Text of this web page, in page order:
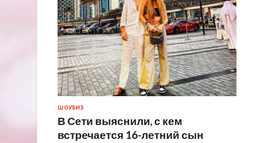
ШОУБИЗ
В Сети выяснили, с кем
встречается 16-летний сын